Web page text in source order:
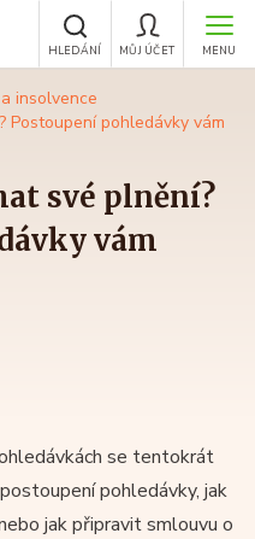
MENU
MŮJ ÚČET
HLEDÁNÍ
insolvence
Postoupení pohledávky vám
své plnění?
vám
se tentokrát
pohledávky, jak
jak připravit smlouvu o